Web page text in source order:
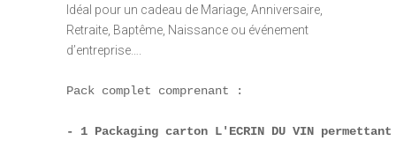
Idéal pour un cadeau de Mariage, Anniversaire,
Retraite, Baptême, Naissance ou événement
d’entreprise….
Pack complet comprenant :
- 1 Packaging carton L'ECRIN DU VIN